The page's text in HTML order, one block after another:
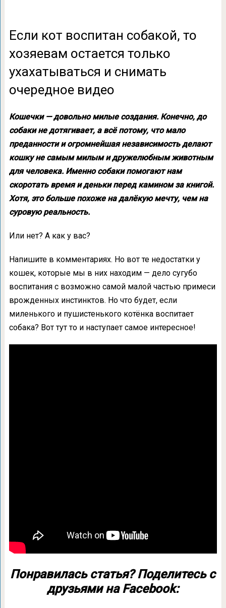
Если кот воспитан собакой, то
хозяевам остается только
ухахатываться и снимать
очередное видео
Кошечки — довольно милые создания. Конечно, до
собаки не дотягивает, а всё потому, что мало
преданности и огромнейшая независимость делают
кошку не самым милым и дружелюбным животным
для человека. Именно собаки помогают нам
скоротать время и деньки перед камином за книгой.
Хотя, это больше похоже на далёкую мечту, чем на
суровую реальность.
Или нет? А как у вас?
Напишите в комментариях. Но вот те недостатки у
кошек, которые мы в них находим — дело сугубо
воспитания с возможно самой малой частью примеси
врожденных инстинктов. Но что будет, если
миленького и пушистенького котёнка воспитает
собака? Вот тут то и наступает самое интересное!
Понравилась статья? Поделитесь с
друзьями на Facebook: